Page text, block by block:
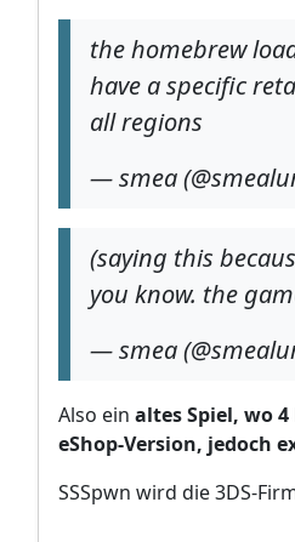
the homebrew
have a specific
all regions
— smea
(saying this
you know. the
— smea
Also ein altes Spiel, wo
eShop-Version, jedoch
SSSpwn wird die 3DS-